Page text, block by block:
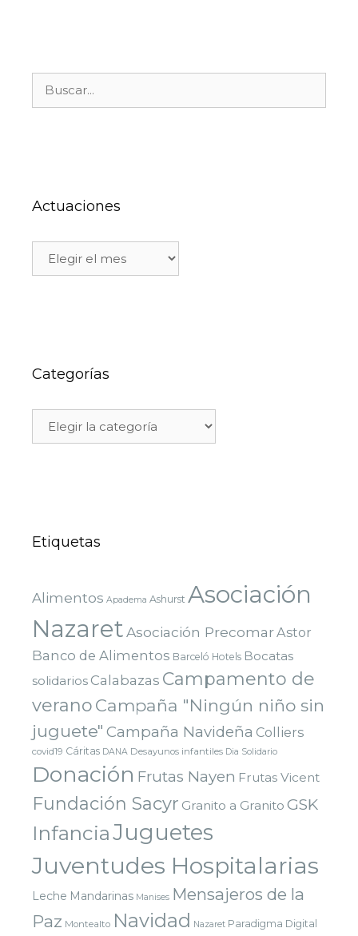
Actuaciones
Categorías
Etiquetas
Alimentos Apadema Ashurst Asociación
NazaretAsociación PrecomarAstor
Banco de Alimentos Barceló Hotels Bocatas
solidarios Calabazas Campamento de
verano Campaña "Ningún niño sin
juguete" Campaña Navideña Colliers
covid19 Cáritas DANA Desayunos infantiles Dia Solidario
Donación Frutas Nayen Frutas Vicent
Fundación Sacyr Granito a Granito GSK
InfanciaJuguetes
Juventudes Hospitalarias
Leche Mandarinas Manises Mensajeros de la
Paz Montealto Navidad Nazaret Paradigma Digital